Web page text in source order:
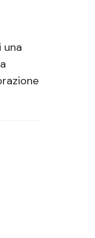
una